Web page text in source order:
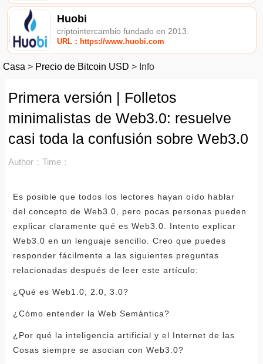
Huobi
criptointercambio fundado en 2013.
URL：https://www.huobi.com
Casa > Precio de Bitcoin USD > Info
Primera versión | Folletos
minimalistas de Web3.0: resuelve
casi toda la confusión sobre Web3.0
Author： Time：
Es posible que todos los lectores hayan oído hablar
del concepto de Web3.0, pero pocas personas pueden
explicar claramente qué es Web3.0. Intento explicar
Web3.0 en un lenguaje sencillo. Creo que puedes
responder fácilmente a las siguientes preguntas
relacionadas después de leer este artículo:
¿Qué es Web1.0, 2.0, 3.0?
¿Cómo entender la Web Semántica?
¿Por qué la inteligencia artificial y el Internet de las
Cosas siempre se asocian con Web3.0?